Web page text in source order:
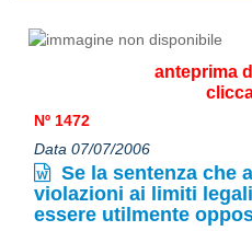
anteprima
Nº 1472
Data 07/07/2006
Se la sentenza che
violazioni ai limiti
essere utilmente